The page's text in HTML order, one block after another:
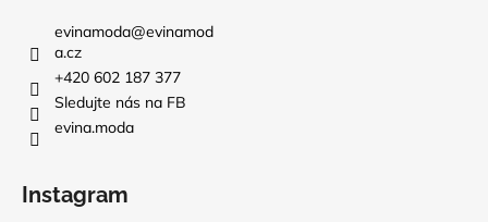
evinamoda@evinamod
a.cz
+420 602 187 377
Sledujte nás na FB
evina.moda
Instagram